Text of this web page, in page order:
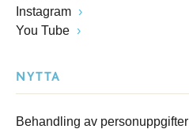
Instagram
You Tube
NYTTA
Behandling av personuppgifter